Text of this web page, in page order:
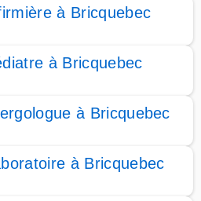
à Bricquebec
à Bricquebec
à Bricquebec
à Bricquebec